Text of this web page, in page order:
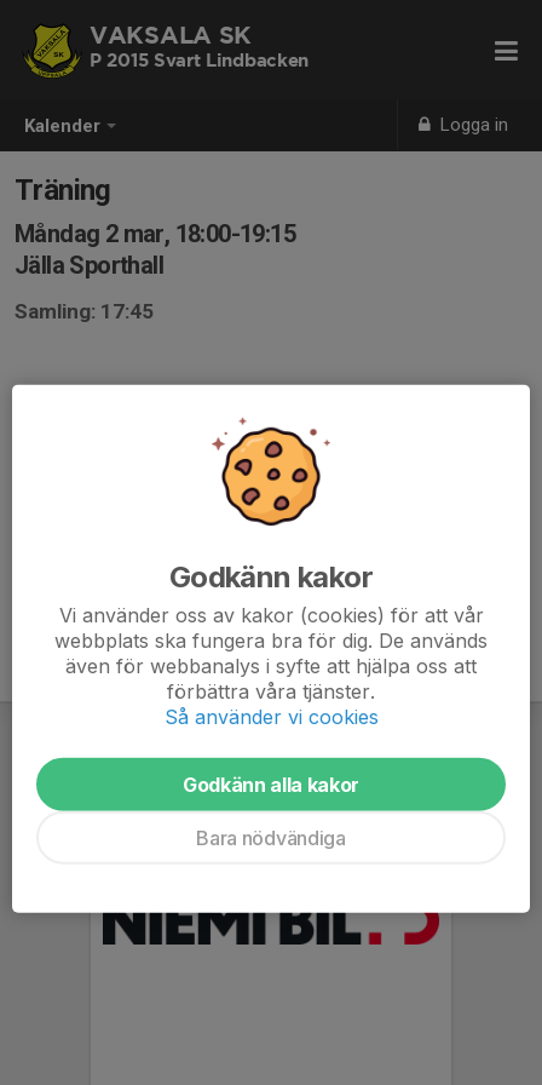
Kalender Logga in
VAKSALA SK
P 2015 Svart Lindbacken
Träning
Måndag 2 mar, 18:00-19:15
Jälla Sporthall
Samling: 17:45
Godkänn kakor
Vi använder oss av kakor (cookies) för att vår
webbplats ska fungera bra för dig. De används
även för webbanalys i syfte att hjälpa oss att
förbättra våra tjänster.
Så använder vi cookies
Godkänn alla kakor
Bara nödvändiga